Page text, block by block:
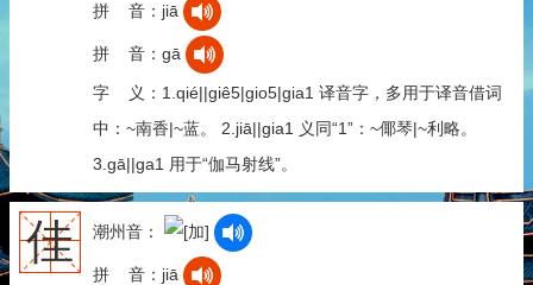
拼 音：jiā
拼 音：gā
字 义：1.qié||giê5|gio5|gia1 译音字，多用于译音借词
中：~南香|~蓝。 2.jiā||gia1 义同“1”：~倻琴|~利略。
3.gā||ga1 用于“伽马射线”。
佳 潮州音：
拼 音：jiā